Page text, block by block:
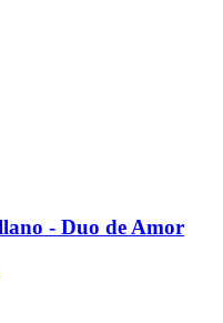
- Duo de Amor